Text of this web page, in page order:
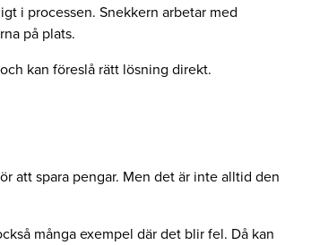
i processen. Snekkern arbetar med
på plats.
kan föreslå rätt lösning direkt.
att spara pengar. Men det är inte alltid den
många exempel där det blir fel. Då kan